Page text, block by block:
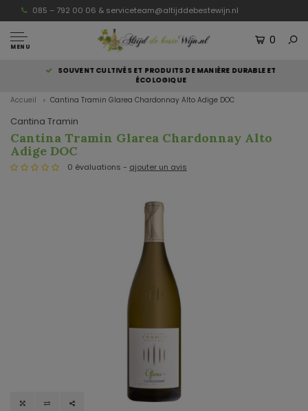
085 – 792 00 06 & serviceteam@altijddebestewijn.nl
MENU
0
SOUVENT CULTIVÉS ET PRODUITS DE MANIÈRE DURABLE ET
ÉCOLOGIQUE
Accueil Cantina Tramin Glarea Chardonnay Alto Adige DOC
Cantina Tramin
Cantina Tramin Glarea Chardonnay Alto
Adige DOC
0 évaluations - ajouter un avis